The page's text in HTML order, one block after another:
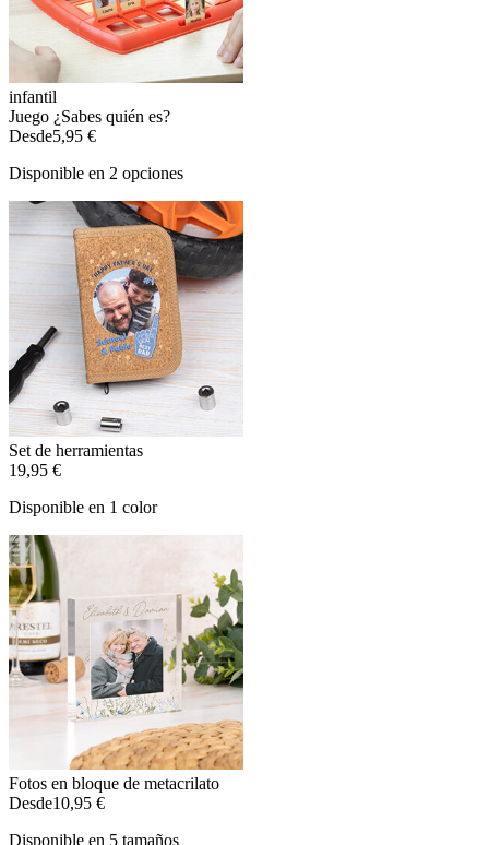
infantil
Juego ¿Sabes quién es?
Desde5,95 €
Disponible en 2 opciones
Set de herramientas
19,95 €
Disponible en 1 color
Fotos en bloque de metacrilato
Desde10,95 €
Disponible en 5 tamaños